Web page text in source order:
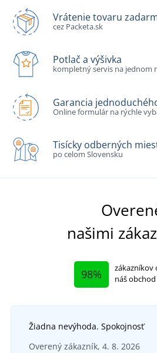
Vrátenie tovaru
cez Packeta.sk
Potlač a výšivka
kompletný servis na jednom
Garancia
Online formulár na rýchle
Tisícky odberných
po celom Slovensku
našimi
98%
zákazníkov
náš obchod
Žiadna nevýhoda. Spokojnosť
Overený zákazník, 4. 8. 2026